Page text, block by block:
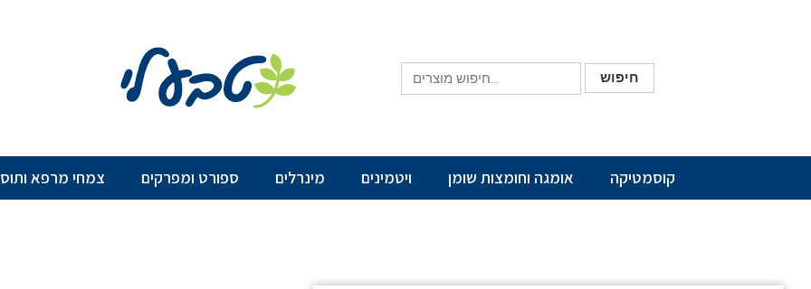
חיפוש
קוסמטיקה אומגה וחומצות שומן ויטמינים מינרלים ספורט ומפרקים צמחי מרפא